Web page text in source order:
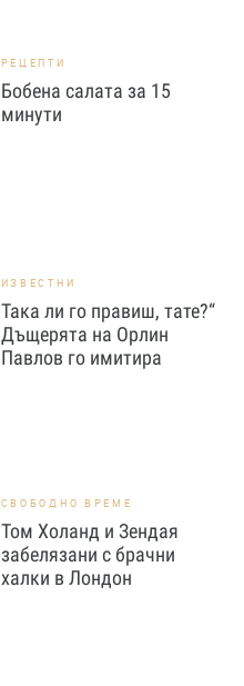
РЕЦЕПТИ
Бобена салата за 15
минути
ИЗВЕСТНИ
Така ли го правиш, тате?“
Дъщерята на Орлин
Павлов го имитира
СВОБОДНО ВРЕМЕ
Том Холанд и Зендая
забелязани с брачни
халки в Лондон